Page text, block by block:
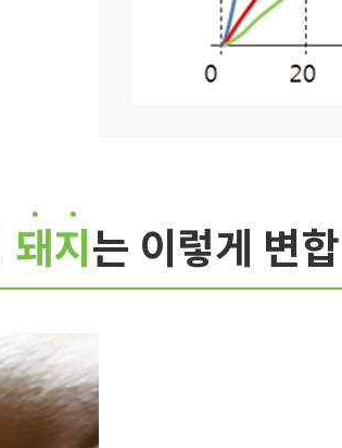
돼지 는 이렇게 변